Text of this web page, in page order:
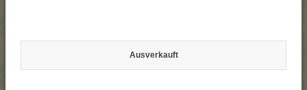
Ausverkauft